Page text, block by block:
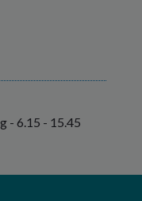
- 6.15 - 15.45